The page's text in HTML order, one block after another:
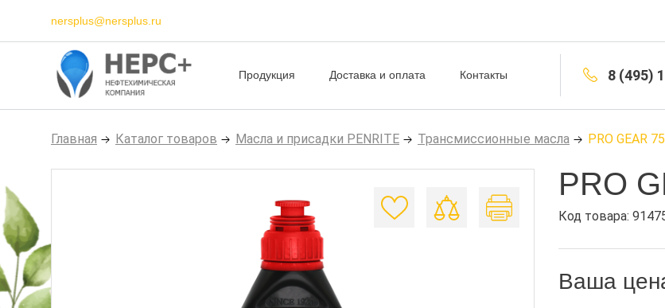
nersplus@nersplus.ru
Продукция Доставка и оплата Контакты 8 (495)
Главная Каталог товаров Масла и присадки PENRITE Трансмиссионные масла PRO GEAR
PRO
Код товара:
Ваша